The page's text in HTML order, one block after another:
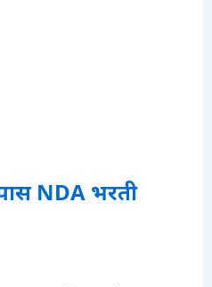
NDA भरती